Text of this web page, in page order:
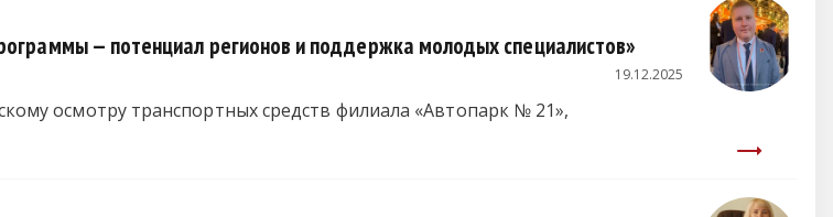
— потенциал регионов и поддержка молодых специалистов»
19.12.2025
осмотру транспортных средств филиала «Автопарк № 21»,